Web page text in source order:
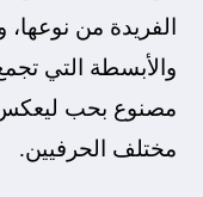
الفريدة من
والأبسطة التي
مصنوع بحب ليعكس
مختلف الحرفيين.